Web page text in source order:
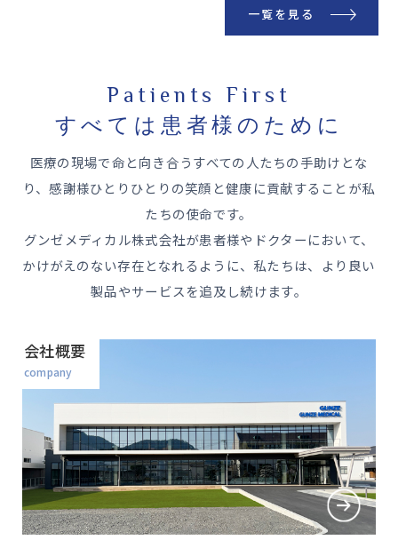
一覧を見る
Patients First
すべては患者様のために
医療の現場で命と向き合うすべての人たちの手助けとな
り、感謝様ひとりひとりの笑顔と健康に貢献することが私
たちの使命です。
グンゼメディカル株式会社が患者様やドクターにおいて、
かけがえのない存在となれるように、私たちは、より良い
製品やサービスを追及し続けます。
会社概要
company